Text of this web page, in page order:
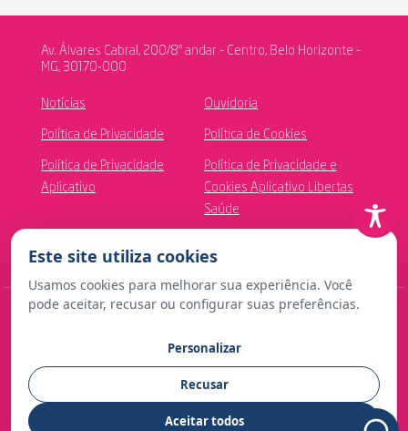
Av. Álvares Cabral, 200/8º andar - Centro, Belo Horizonte -
MG, 30170-000
Notícias Ouvidoria
Política de Privacidade Política de Cookies
Política de Privacidade
Aplicativo
Política de Privacidade e
Cookies Aplicativo Libertas
Saúde
Contato para imprensa:
comunicacao@fundacaolibertas.com.br
Este site utiliza cookies
Usamos cookies para melhorar sua experiência. Você
pode aceitar, recusar ou configurar suas preferências.
Personalizar
Recusar
Aceitar todos